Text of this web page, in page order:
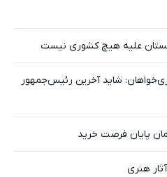
علیه هیچ کشوری نیست
شاید آخرین رئیس‌جمهور
پایان فرصت خرید
هنری